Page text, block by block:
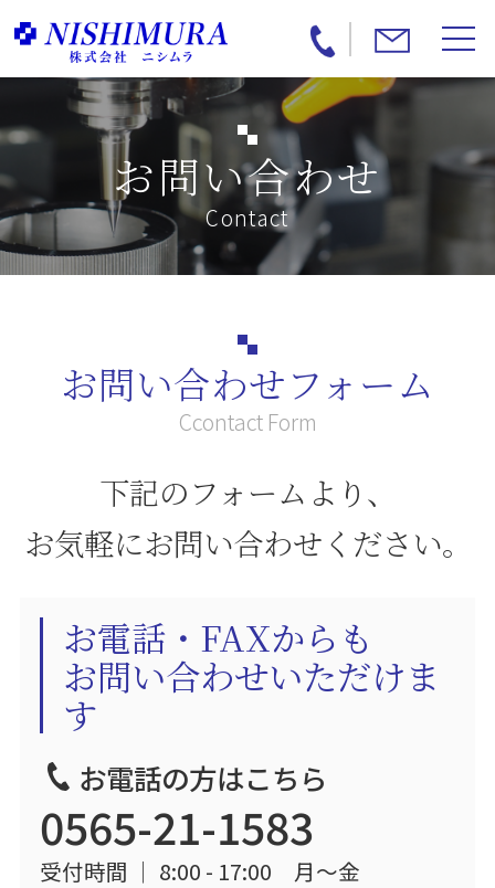
お問い合わせ
Contact
お問い合わせフォーム
Ccontact Form
下記のフォームより、
お気軽にお問い合わせください。
お電話・FAXからも
お問い合わせいただけま
す
お電話の方はこちら
0565-21-1583
受付時間 ｜ 8:00 - 17:00 月〜金